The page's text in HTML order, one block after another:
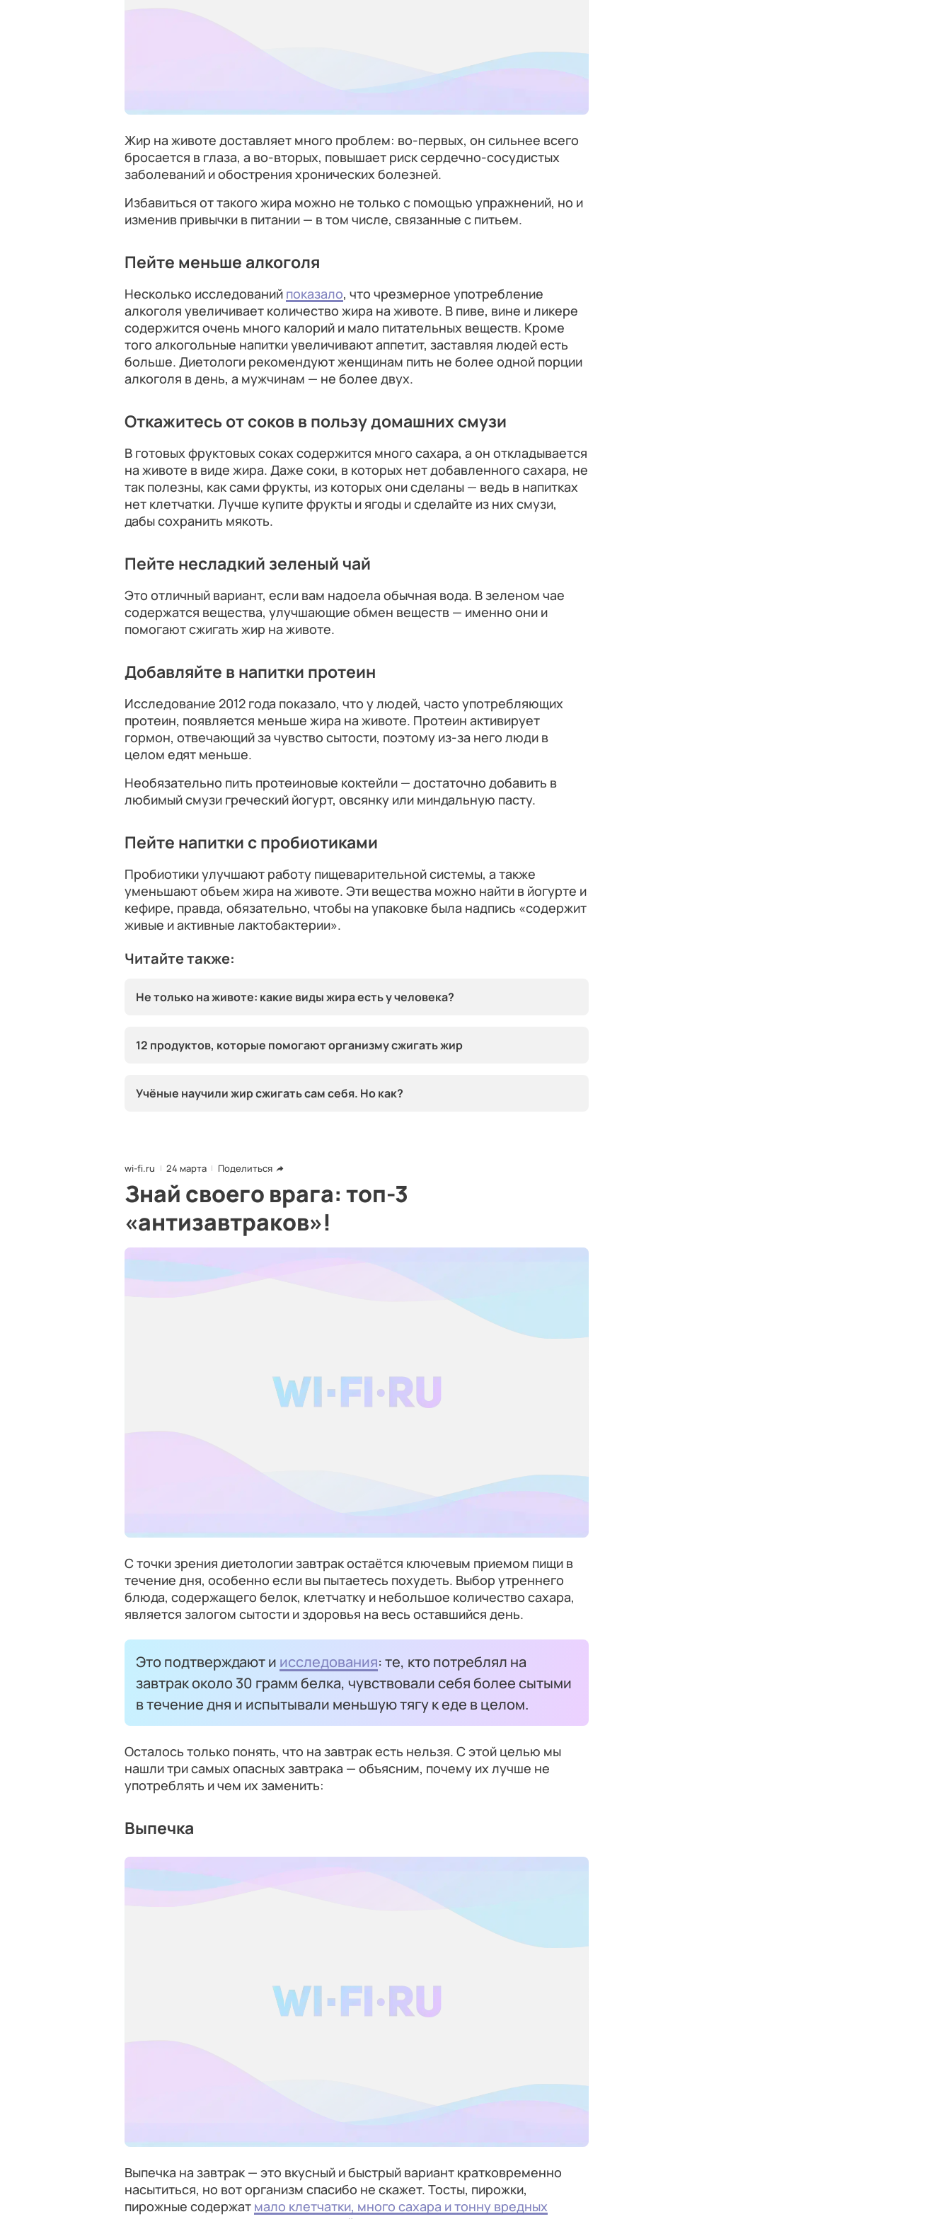
Жир на животе доставляет много проблем: во-первых, он сильнее всего
бросается в глаза, а во-вторых, повышает риск сердечно-сосудистых
заболеваний и обострения хронических болезней.
Избавиться от такого жира можно не только с помощью упражнений, но и
изменив привычки в питании — в том числе, связанные с питьем.
Пейте меньше алкоголя
Несколько исследований показало, что чрезмерное употребление
алкоголя увеличивает количество жира на животе. В пиве, вине и ликере
содержится очень много калорий и мало питательных веществ. Кроме
того алкогольные напитки увеличивают аппетит, заставляя людей есть
больше. Диетологи рекомендуют женщинам пить не более одной порции
алкоголя в день, а мужчинам — не более двух.
Откажитесь от соков в пользу домашних смузи
В готовых фруктовых соках содержится много сахара, а он откладывается
на животе в виде жира. Даже соки, в которых нет добавленного сахара, не
так полезны, как сами фрукты, из которых они сделаны — ведь в напитках
нет клетчатки. Лучше купите фрукты и ягоды и сделайте из них смузи,
дабы сохранить мякоть.
Пейте несладкий зеленый чай
Это отличный вариант, если вам надоела обычная вода. В зеленом чае
содержатся вещества, улучшающие обмен веществ — именно они и
помогают сжигать жир на животе.
Добавляйте в напитки протеин
Исследование 2012 года показало, что у людей, часто употребляющих
протеин, появляется меньше жира на животе. Протеин активирует
гормон, отвечающий за чувство сытости, поэтому из-за него люди в
целом едят меньше.
Необязательно пить протеиновые коктейли — достаточно добавить в
любимый смузи греческий йогурт, овсянку или миндальную пасту.
Пейте напитки с пробиотиками
Пробиотики улучшают работу пищеварительной системы, а также
уменьшают объем жира на животе. Эти вещества можно найти в йогурте и
кефире, правда, обязательно, чтобы на упаковке была надпись «содержит
живые и активные лактобактерии».
Читайте также:
Не только на животе: какие виды жира есть у человека?
12 продуктов, которые помогают организму сжигать жир
Учёные научили жир сжигать сам себя. Но как?
wi-fi.ru 24 марта Поделиться
Знай своего врага: топ-3
«антизавтраков»!
С точки зрения диетологии завтрак остаётся ключевым приемом пищи в
течение дня, особенно если вы пытаетесь похудеть. Выбор утреннего
блюда, содержащего белок, клетчатку и небольшое количество сахара,
является залогом сытости и здоровья на весь оставшийся день.
Это подтверждают и исследования: те, кто потреблял на
завтрак около 30 грамм белка, чувствовали себя более сытыми
в течение дня и испытывали меньшую тягу к еде в целом.
Осталось только понять, что на завтрак есть нельзя. С этой целью мы
нашли три самых опасных завтрака — объясним, почему их лучше не
употреблять и чем их заменить:
Выпечка
Выпечка на завтрак — это вкусный и быстрый вариант кратковременно
насытиться, но вот организм спасибо не скажет. Тосты, пирожки,
пирожные содержат мало клетчатки, много сахара и тонну вредных